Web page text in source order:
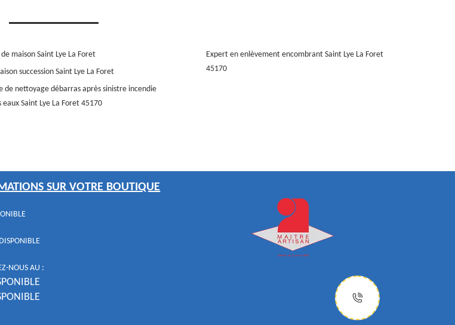
maison Saint Lye La Foret
succession Saint Lye La Foret
de nettoyage débarras après sinistre incendie
eaux Saint Lye La Foret 45170
Expert en enlèvement encombrant Saint Lye La Foret
45170
SUR VOTRE BOUTIQUE
NOUS AU :